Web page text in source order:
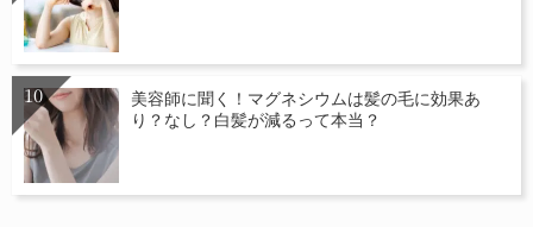
美容師に聞く！マグネシウムは髪の毛に効果あ
り？なし？白髪が減るって本当？